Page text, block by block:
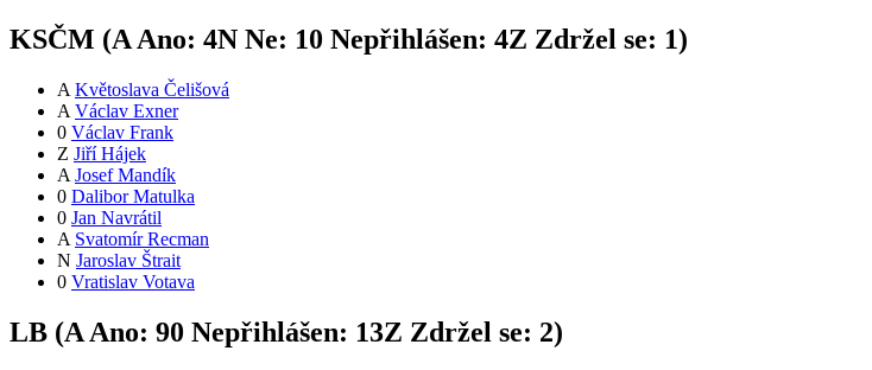
KSČM (A Ano: 4N Ne: 10 Nepřihlášen: 4Z Zdržel se: 1)
A Květoslava Čelišová
A Václav Exner
0 Václav Frank
Z Jiří Hájek
A Josef Mandík
0 Dalibor Matulka
0 Jan Navrátil
A Svatomír Recman
N Jaroslav Štrait
0 Vratislav Votava
LB (A Ano: 90 Nepřihlášen: 13Z Zdržel se: 2)